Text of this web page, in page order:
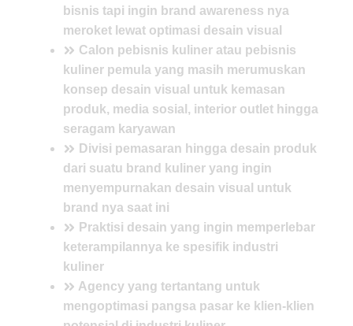
bisnis tapi ingin brand awareness nya
meroket lewat optimasi desain visual
Calon pebisnis kuliner atau pebisnis
kuliner pemula yang masih merumuskan
konsep desain visual untuk kemasan
produk, media sosial, interior outlet hingga
seragam karyawan
Divisi pemasaran hingga desain produk
dari suatu brand kuliner yang ingin
menyempurnakan desain visual untuk
brand nya saat ini
Praktisi desain yang ingin memperlebar
keterampilannya ke spesifik industri
kuliner
Agency yang tertantang untuk
mengoptimasi pangsa pasar ke klien-klien